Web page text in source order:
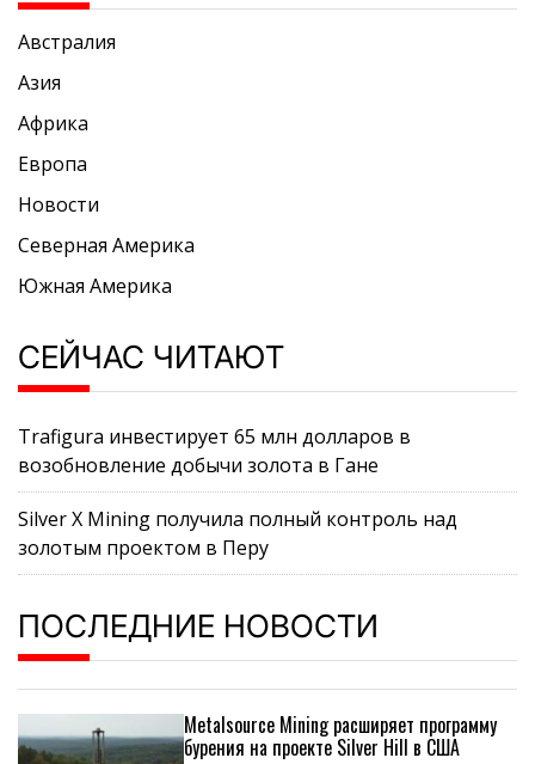
Австралия
Азия
Африка
Европа
Новости
Северная Америка
Южная Америка
СЕЙЧАС ЧИТАЮТ
Trafigura инвестирует 65 млн долларов в
возобновление добычи золота в Гане
Silver X Mining получила полный контроль над
золотым проектом в Перу
ПОСЛЕДНИЕ НОВОСТИ
Metalsource Mining расширяет программу
бурения на проекте Silver Hill в США